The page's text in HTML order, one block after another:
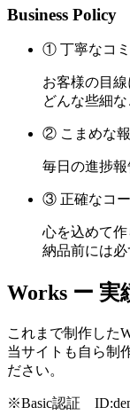
Business Policy
① 丁寧なコ
お客様の目
どんな些細
② こまめな
毎日の進捗
③ 正確なコ
心を込めて
納品前には
Works ー 実
これまで制作した
当サイトも自ら制
ださい。
※Basic認証